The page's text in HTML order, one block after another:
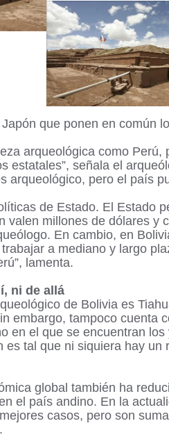
que ponen en común
arqueológica como
estatales”, señala el
arqueológico, pero el país
de Estado. El Estado
valen millones de dólares y
En cambio, en
a mediano y largo
lamenta.
ni de allá
de Bolivia es
embargo, tampoco cuenta
en el que se encuentran
es tal que ni siquiera hay
global también ha
el país andino. En la
casos, pero son